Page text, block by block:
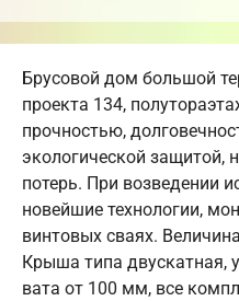
Брусовой дом большой
проекта 134,
прочностью,
экологической защитой,
потерь. При возведении
новейшие технологии,
винтовых сваях.
Крыша типа двускатная,
вата от 100 мм, все